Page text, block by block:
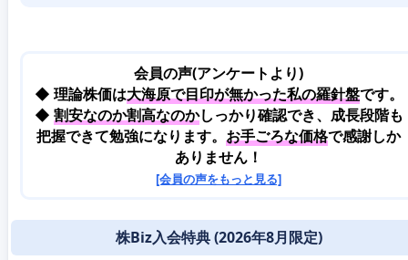
会員の声(アンケートより)
◆ 理論株価は大海原で目印が無かった私の羅針盤です。
◆ 割安なのか割高なのかしっかり確認でき、成長段階も
把握できて勉強になります。 お手ごろな価格で感謝しか
ありません！
[会員の声をもっと見る]
株Biz入会特典 (2026年8月限定)